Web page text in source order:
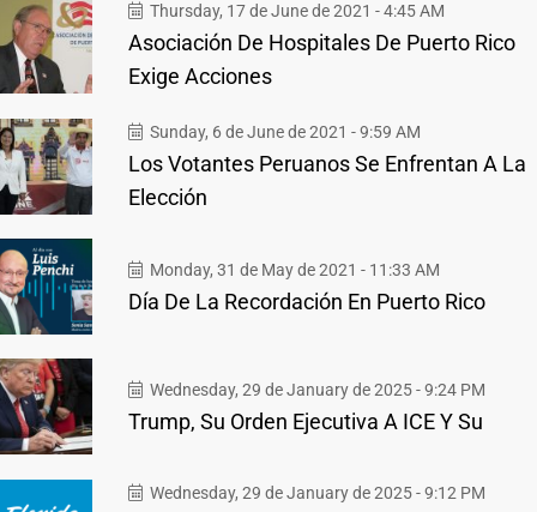
Thursday, 17 de June de 2021 - 4:45 AM
Asociación De Hospitales De Puerto Rico
Exige Acciones
Sunday, 6 de June de 2021 - 9:59 AM
Los Votantes Peruanos Se Enfrentan A La
Elección
Monday, 31 de May de 2021 - 11:33 AM
Día De La Recordación En Puerto Rico
Wednesday, 29 de January de 2025 - 9:24 PM
Trump, Su Orden Ejecutiva A ICE Y Su
Wednesday, 29 de January de 2025 - 9:12 PM